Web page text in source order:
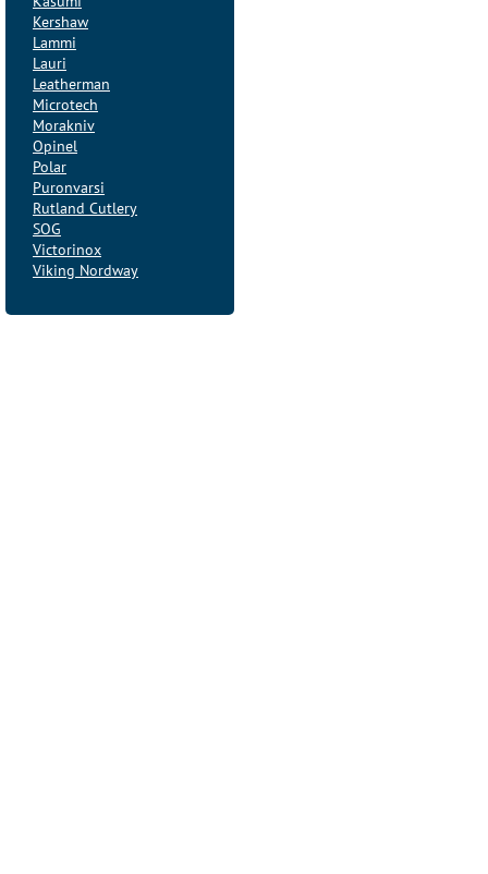
Kershaw
Lammi
Lauri
Leatherman
Microtech
Morakniv
Opinel
Polar
Puronvarsi
Rutland Cutlery
SOG
Victorinox
Viking Nordway